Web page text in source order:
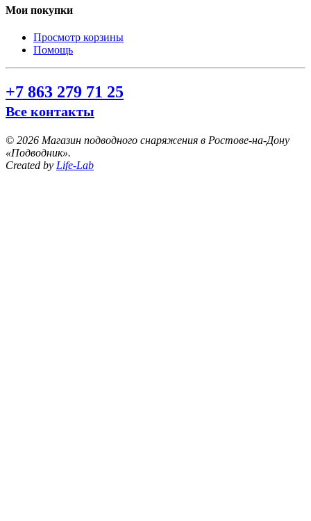
Мои покупки
Просмотр корзины
Помощь
+7 863 279 71 25
Все контакты
© 2026 Магазин подводного снаряжения в Ростове-на-Дону
«Подводник».
Created by Life-Lab